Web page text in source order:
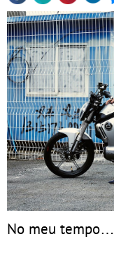
No meu tempo…